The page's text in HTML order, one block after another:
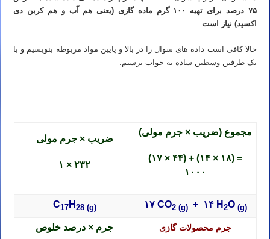
۷۵ درصد برای تهیه ۱۰۰ گرم ماده گازی (یعنی هم آب و هم کربن دی
اکسید) نیاز است
حالا کافی است داده های سوال را در بالا و پایین مواد مربوطه بنویسیم و با
یک طرفین وسطین ساده به جواب برسیم.
مجموع (ضریب × جرم مولی)
(۱۷ × ۴۴) + (۱۴ × ۱۸) =
۱۰۰۰
ضریب × جرم مولی
۱ × ۲۳۲
۱۷ CO2 (g)+ ۱۴ H 2O (g)
C17H 28 (g)
جرم محصولات گازی جرم × درصد خلوص